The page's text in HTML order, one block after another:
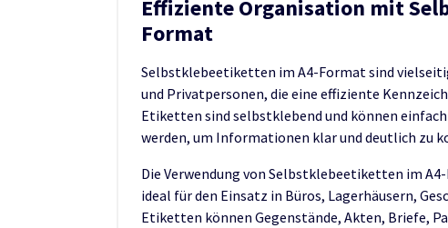
Effiziente Organisation mit
Format
Selbstklebeetiketten im A4-Format sind
und Privatpersonen, die eine effiziente
Etiketten sind selbstklebend und können
werden, um Informationen klar und deutlich zu
Die Verwendung von Selbstklebeetiketten im
ideal für den Einsatz in Büros, Lagerhäusern,
Etiketten können Gegenstände, Akten, Briefe,